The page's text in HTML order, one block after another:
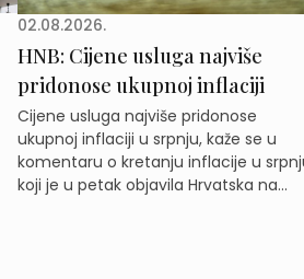
02.08.2026.
HNB: Cijene usluga najviše
pridonose ukupnoj inflaciji
Cijene usluga najviše pridonose
ukupnoj inflaciji u srpnju, kaže se u
komentaru o kretanju inflacije u
koji je u petak objavila Hrvatska na...